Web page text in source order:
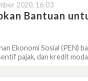
2020, 16:03
Bantuan
Ekonomi Sosial (PEN)
pajak, dan kredit